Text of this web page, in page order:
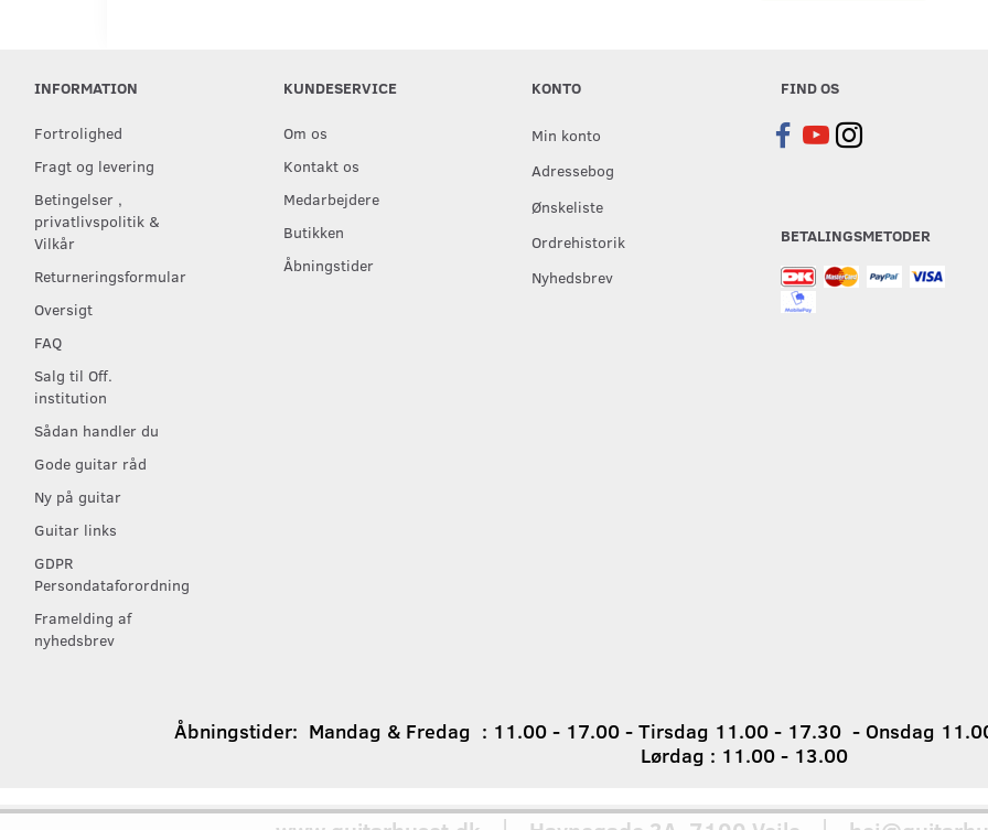
INFORMATION
Fortrolighed
Fragt og levering
Betingelser ,
privatlivspolitik &
Vilkår
Returneringsformular
Oversigt
FAQ
Salg til Off.
institution
Sådan handler du
Gode guitar råd
Ny på guitar
Guitar links
GDPR
Persondataforordning
Framelding af
nyhedsbrev
KUNDESERVICE
Om os
Kontakt os
Medarbejdere
Butikken
Åbningstider
KONTO
Min konto
Adressebog
Ønskeliste
Ordrehistorik
Nyhedsbrev
FIND OS
BETALINGSMETODER
Åbningstider: Mandag & Fredag : 11.00 - 17.00 - Tirsdag 11.00 - 17.30 - Onsdag
Lørdag : 11.00 - 13.00